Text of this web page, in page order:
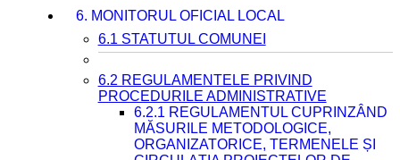
6. MONITORUL OFICIAL LOCAL
6.1 STATUTUL COMUNEI
6.2 REGULAMENTELE PRIVIND
PROCEDURILE ADMINISTRATIVE
6.2.1 REGULAMENTUL CUPRINZÂND
MĂSURILE METODOLOGICE,
ORGANIZATORICE, TERMENELE ȘI